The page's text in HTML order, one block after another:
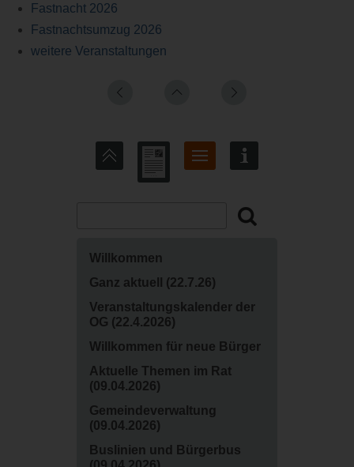
Fastnacht 2026
Fastnachtsumzug 2026
weitere Veranstaltungen
Willkommen
Ganz aktuell (22.7.26)
‍Veranstaltungskalender der
OG (22.4.2026)
Willkommen für neue Bürger
Aktuelle Themen im Rat
(09.04.2026)
Gemeindeverwaltung
(09.04.2026)
Buslinien und Bürgerbus